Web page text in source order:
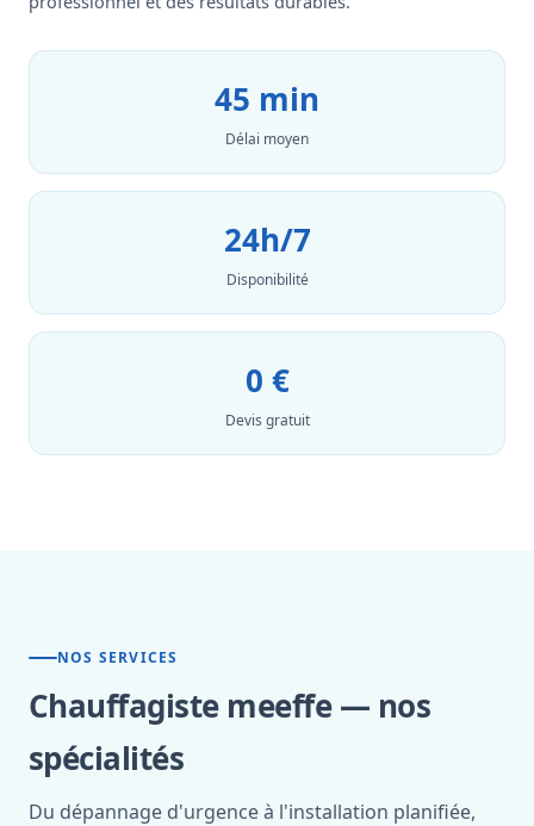
45 min
Délai moyen
24h/7
Disponibilité
0 €
Devis gratuit
NOS SERVICES
Chauffagiste meeffe — nos
spécialités
Du dépannage d'urgence à l'installation planifiée,